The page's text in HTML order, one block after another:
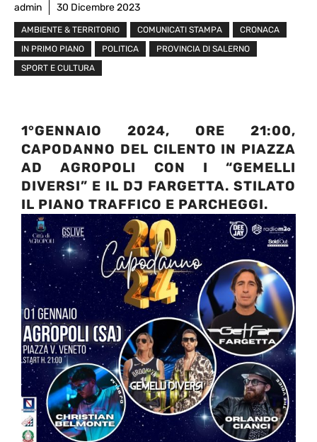
admin 30 Dicembre 2023
AMBIENTE & TERRITORIO COMUNICATI STAMPA
CRONACA
IN PRIMO PIANO
POLITICA
PROVINCIA DI SALERNO
SPORT E CULTURA
1°GENNAIO 2024, ORE 21:00,
CAPODANNO DEL CILENTO IN PIAZZA
AD AGROPOLI CON I “GEMELLI
DIVERSI” E IL DJ FARGETTA. STILATO
IL PIANO TRAFFICO E PARCHEGGI.